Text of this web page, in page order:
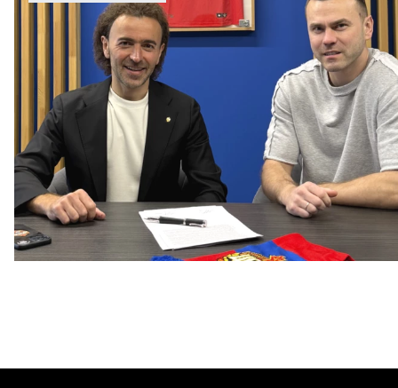
Капитан – с нами!
2 ИЮНЯ 2026 12:55